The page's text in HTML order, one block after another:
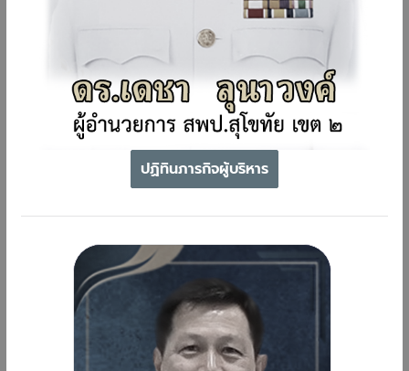
ปฏิทินภารกิจผู้บริหาร